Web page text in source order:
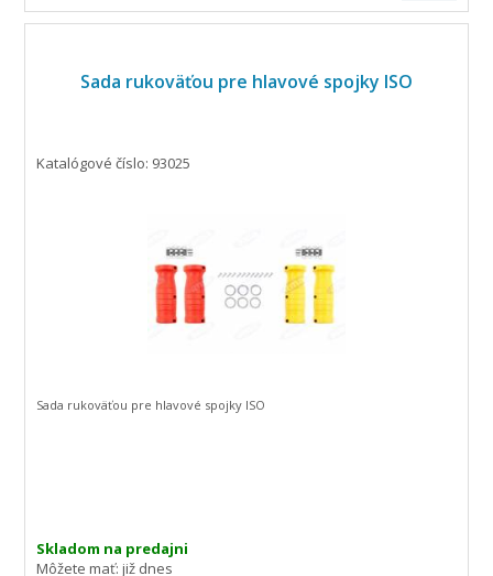
Sada rukoväťou pre hlavové spojky ISO
Katalógové číslo: 93025
Skladom na predajni
Môžete mať:již dnes
Sada rukoväťou pre hlavové spojky ISO